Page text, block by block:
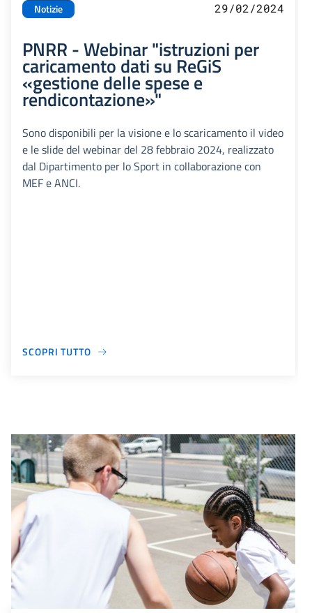
Notizie 29/02/2024
PNRR - Webinar "istruzioni per
caricamento dati su ReGiS
«gestione delle spese e
rendicontazione»"
Sono disponibili per la visione e lo scaricamento il video
e le slide del webinar del 28 febbraio 2024, realizzato
dal Dipartimento per lo Sport in collaborazione con
MEF e ANCI.
SCOPRI TUTTO